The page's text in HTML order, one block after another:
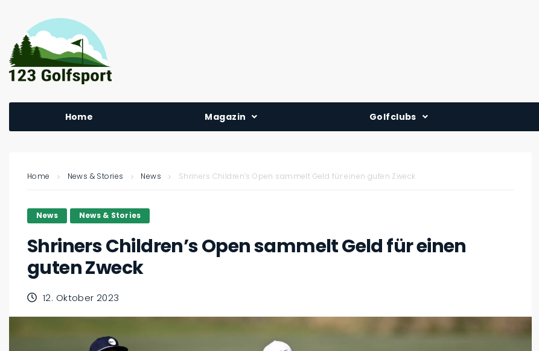
Home Magazin
Golfclubs
Home News & Stories News Shriners Children’s Open sammelt Geld für einen guten Zweck
News News & Stories
Shriners Children’s Open sammelt Geld für einen
guten Zweck
12. Oktober 2023